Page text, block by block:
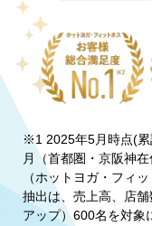
※1 2025年5月時点(
月（首都圏・京阪神
（ホットヨガ・フィ
抽出は、売上高、店
アップ）600名を対